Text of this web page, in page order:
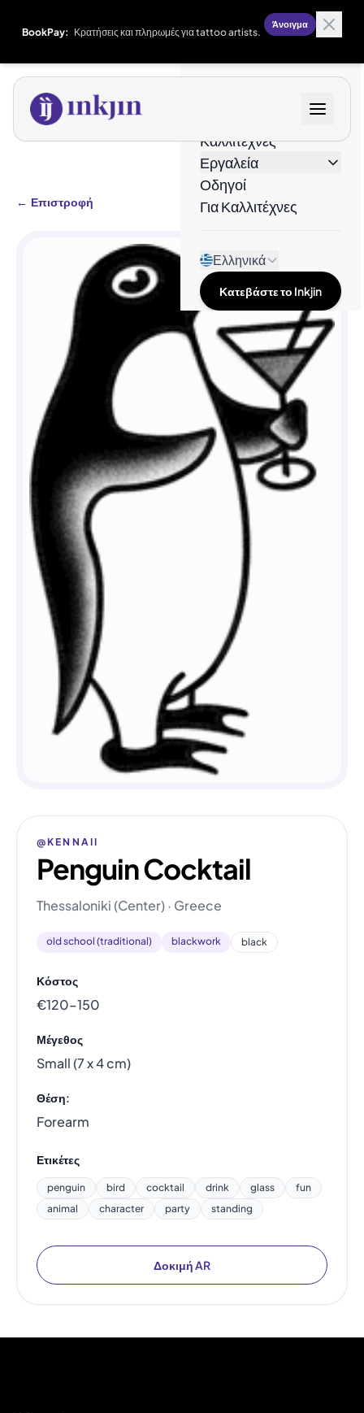
BookPay: Κρατήσεις και πληρωμές για tattoo artists.
Άνοιγμα
Καλλιτέχνες
Εργαλεία
Οδηγοί
Για Καλλιτέχνες
Ελληνικά
Κατεβάστε το Inkjin
← Επιστροφή
@KENNAII
Penguin Cocktail
Thessaloniki (Center) · Greece
old school (traditional) blackwork black
Κόστος
€120–150
Μέγεθος
Small (7 x 4 cm)
Θέση:
Forearm
Ετικέτες
penguin bird cocktail drink glass
fun
animal
character party standing
Δοκιμή AR